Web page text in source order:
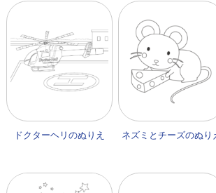
ドクターヘリのぬりえ ネズミとチーズのぬり